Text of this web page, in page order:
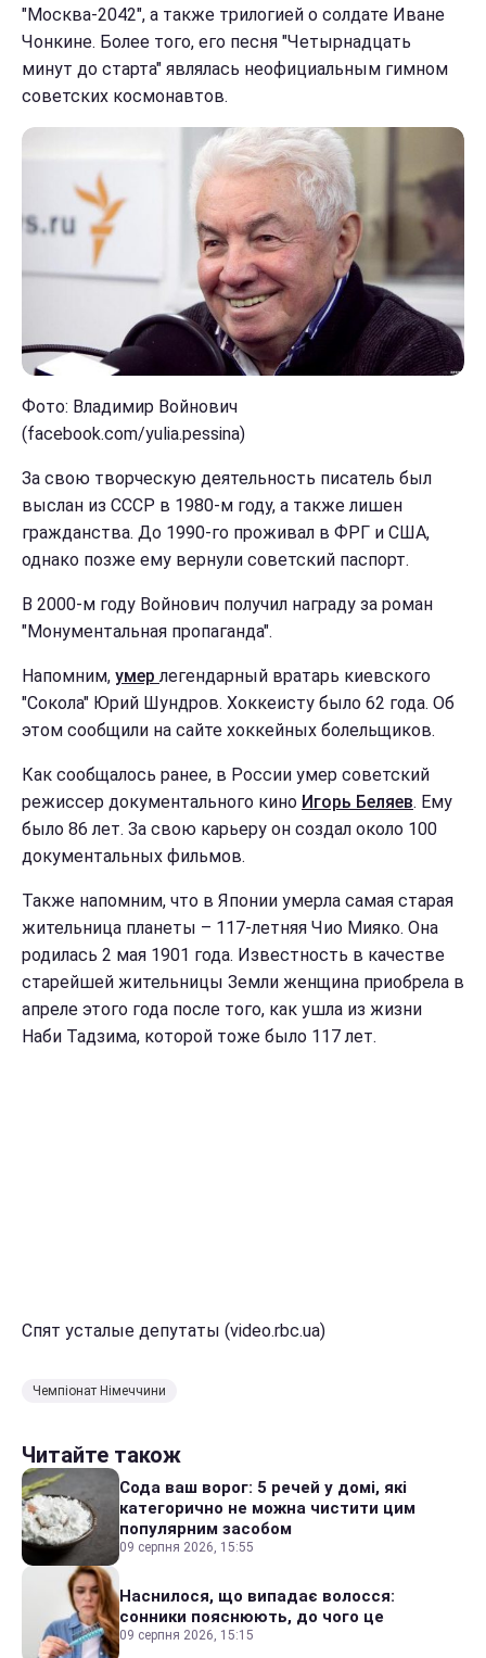
"Москва-2042", а также трилогией о солдате Иване
Чонкине. Более того, его песня "Четырнадцать
минут до старта" являлась неофициальным гимном
советских космонавтов.
Фото: Владимир Войнович
(facebook.com/yulia.pessina)
За свою творческую деятельность писатель был
выслан из СССР в 1980-м году, а также лишен
гражданства. До 1990-го проживал в ФРГ и США,
однако позже ему вернули советский паспорт.
В 2000-м году Войнович получил награду за роман
"Монументальная пропаганда".
Напомним, умерлегендарный вратарь киевского
"Сокола" Юрий Шундров. Хоккеисту было 62 года. Об
этом сообщили на сайте хоккейных болельщиков.
Как сообщалось ранее, в России умер советский
режиссер документального кино Игорь Беляев. Ему
было 86 лет. За свою карьеру он создал около 100
документальных фильмов.
Также напомним, что в Японии умерла самая старая
жительница планеты – 117-летняя Чио Мияко. Она
родилась 2 мая 1901 года. Известность в качестве
старейшей жительницы Земли женщина приобрела в
апреле этого года после того, как ушла из жизни
Наби Тадзима, которой тоже было 117 лет.
Спят усталые депутаты (video.rbc.ua)
Чемпіонат Німеччини
Читайте також
Сода ваш ворог: 5 речей у домі, які
категорично не можна чистити цим
популярним засобом
09 серпня 2026, 15:55
Наснилося, що випадає волосся:
сонники пояснюють, до чого це
09 серпня 2026, 15:15